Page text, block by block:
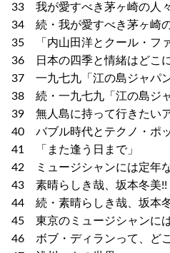
33 我が愛すべき茅ヶ崎の人々
34 続・我が愛すべき茅ヶ崎
35 「内山田洋とクール・フ
36 日本の四季と情緒はどこ
37 一九七九「江の島ジャパン
38 続・一九七九「江の島ジャ
39 無人島に持って行きたい
40 バブル時代とテクノ・ポ
41 「また逢う日まで」
42 ミュージシャンには定年
43 素晴らしき哉、坂本冬美!!
44 続・素晴らしき哉、坂本
45 東京のミュージシャンに
46 ボブ・ディランって、ど